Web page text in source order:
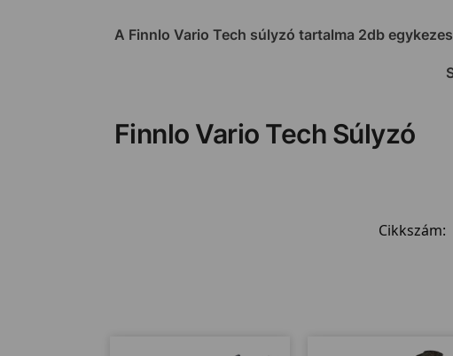
A Finnlo Vario Tech súlyzó tartalma 2db
Finnlo Vario Tech Súlyzó
Cikkszám: